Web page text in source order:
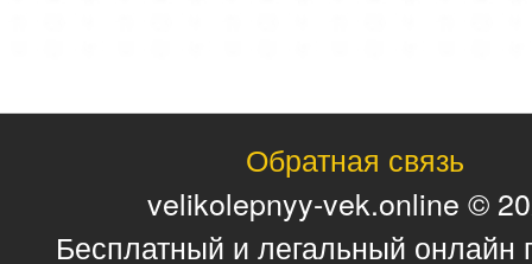
Обратная связь
velikolepnyy-vek.online ©
Бесплатный и легальный онлайн